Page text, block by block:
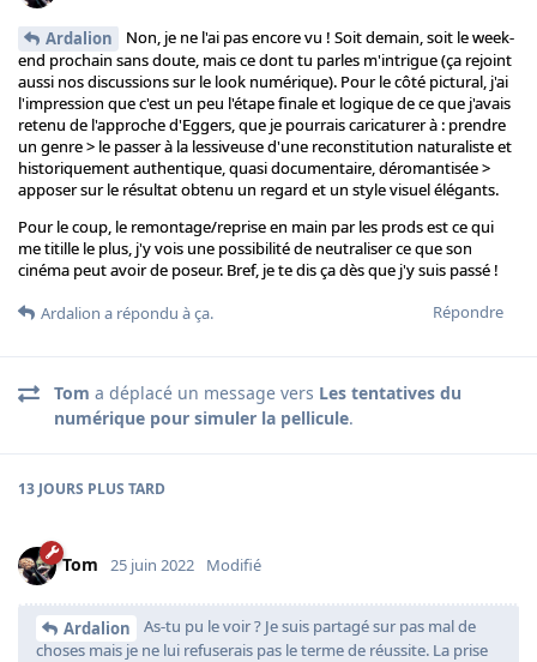
Ardalion
Non, je ne l'ai pas encore vu ! Soit demain, soit le week-
end prochain sans doute, mais ce dont tu parles m'intrigue (ça rejoint
aussi nos discussions sur le look numérique). Pour le côté pictural, j'ai
l'impression que c'est un peu l'étape finale et logique de ce que j'avais
retenu de l'approche d'Eggers, que je pourrais caricaturer à : prendre
un genre > le passer à la lessiveuse d'une reconstitution naturaliste et
historiquement authentique, quasi documentaire, déromantisée >
apposer sur le résultat obtenu un regard et un style visuel élégants.
Pour le coup, le remontage/reprise en main par les prods est ce qui
me titille le plus, j'y vois une possibilité de neutraliser ce que son
cinéma peut avoir de poseur. Bref, je te dis ça dès que j'y suis passé !
Répondre
Ardalion a répondu à ça.
Tom a déplacé un message vers Les tentatives du
numérique pour simuler la pellicule.
13 JOURS PLUS TARD
Tom 25 juin 2022 Modifié
Ardalion
As-tu pu le voir ? Je suis partagé sur pas mal de
choses mais je ne lui refuserais pas le terme de réussite. La prise